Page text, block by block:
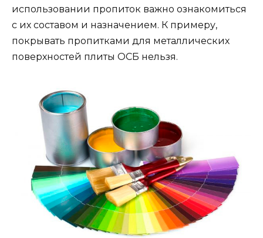
использовании пропиток важно ознакомиться
с их составом и назначением. К примеру,
покрывать пропитками для металлических
поверхностей плиты ОСБ нельзя.